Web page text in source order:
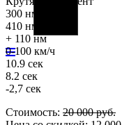
300 нм
410 нм
+ 110 нм
0-100 км/ч
10.9 сек
8.2 сек
-2,7 сек
Стоимость: 20 000руб.